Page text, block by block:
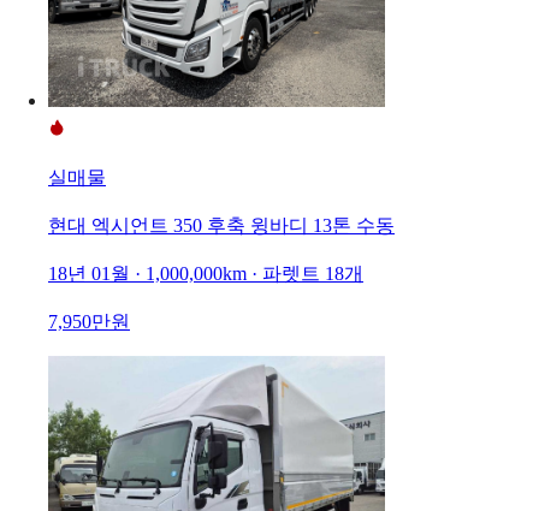
실매물
현대 엑시언트 350 후축 윙바디 13톤 수동
18년 01월 · 1,000,000km · 파렛트 18개
7,950만원